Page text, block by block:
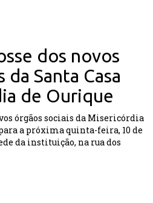
dos novos
da Santa Casa
de Ourique
órgãos sociais da Misericórdia
a próxima quinta-feira, 10 de
da instituição, na rua dos